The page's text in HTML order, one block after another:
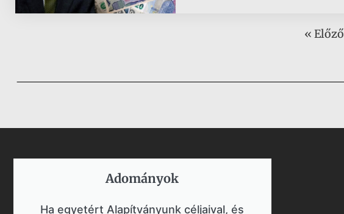
« Előző
Adományok​
Ha egyetért Alapítványunk céljaival, és